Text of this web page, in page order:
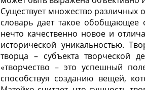
Существует множество различных
словарь дает такое обобщающее
нечто качественно новое и
исторической уникальностью.
творца – субъекта творческой
«творчество – это успешный
способствуя созданию вещей,